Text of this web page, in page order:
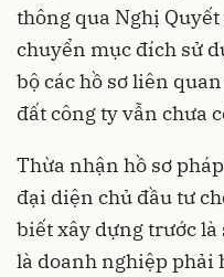
thông qua Nghị
chuyển mục đích sử
bộ các hồ sơ liên
đất công ty vẫn chưa
Thừa nhận hồ sơ
đại diện chủ đầu tư
biết xây dựng trước
là doanh nghiệp phải